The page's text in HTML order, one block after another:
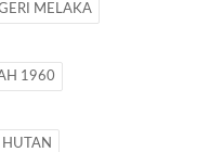
MELAKA
1960